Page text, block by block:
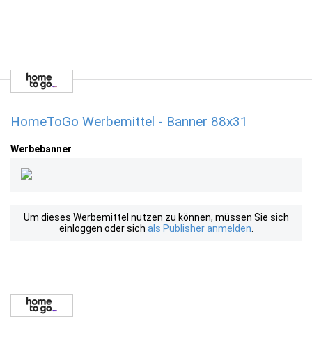
HomeToGo Werbemittel - Banner 88x31
Werbebanner
Um dieses Werbemittel nutzen zu können, müssen Sie sich
einloggen oder sich als Publisher anmelden